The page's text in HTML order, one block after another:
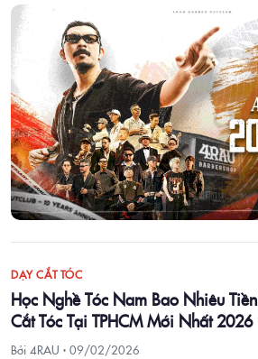
DẠY CẮT TÓC
Học Nghề Tóc Nam Bao Nhiêu
Cắt Tóc Tại TPHCM Mới Nhất 2026
Bởi 4RAU · 09/02/2026